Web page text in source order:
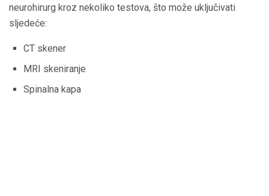
neurohirurg kroz nekoliko testova, što može uključivati ​​
sljedeće:
CT skener
MRI skeniranje
Spinalna kapa